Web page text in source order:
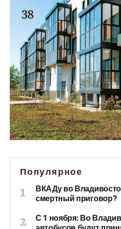
Популярное
ВКАДу во
смертный приговор?
С 1 ноября: Во